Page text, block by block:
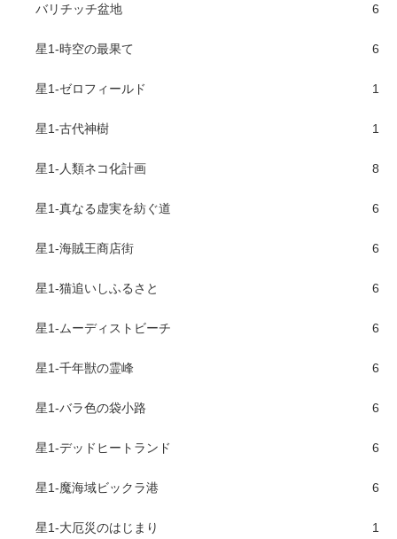
バリチッチ盆地 6
星1-時空の最果て 6
星1-ゼロフィールド 1
星1-古代神樹 1
星1-人類ネコ化計画 8
星1-真なる虚実を紡ぐ道 6
星1-海賊王商店街 6
星1-猫追いしふるさと 6
星1-ムーディストビーチ 6
星1-千年獣の霊峰 6
星1-バラ色の袋小路 6
星1-デッドヒートランド 6
星1-魔海域ビックラ港 6
星1-大厄災のはじまり 1